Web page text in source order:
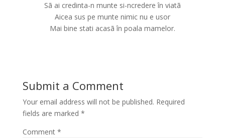
Sã ai credinta-n munte si-ncredere în viatã
Aicea sus pe munte nimic nu e usor
Mai bine stati acasã în poala mamelor.
Submit a Comment
Your email address will not be published. Required
fields are marked *
Comment *